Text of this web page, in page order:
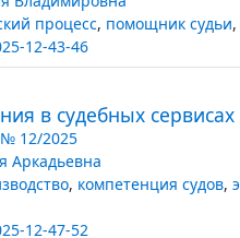
процесс, помощник судьи,
12-43-46
в судебных сервисах
№ 12/2025
Аркадьевна
, компетенция судов,
12-47-52